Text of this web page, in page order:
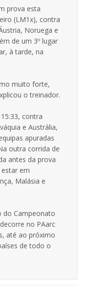
prova esta
(LM1x), contra
Noruega e
de um 3º lugar
à tarde, na
muito forte,
o treinador.
contra
e Austrália,
apuradas
outra corrida de
antes da prova
estar em
Malásia e
do Campeonato
no PAarc
até ao próximo
de todo o